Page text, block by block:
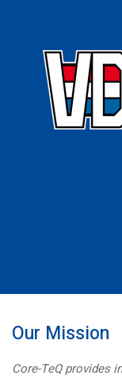
Our Mission
Core-TeQ provides